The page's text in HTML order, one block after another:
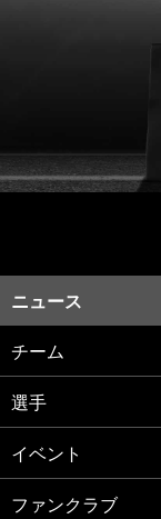
ニュース
チーム
選手
イベント
ファンクラブ